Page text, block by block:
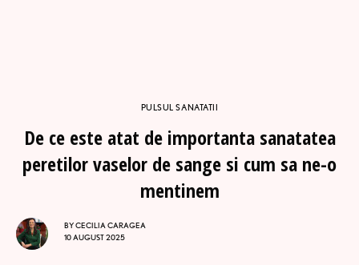
PULSUL SANATATII
De ce este atat de importanta sanatatea
peretilor vaselor de sange si cum sa ne-o
mentinem
BYCECILIA CARAGEA
10 AUGUST 2025